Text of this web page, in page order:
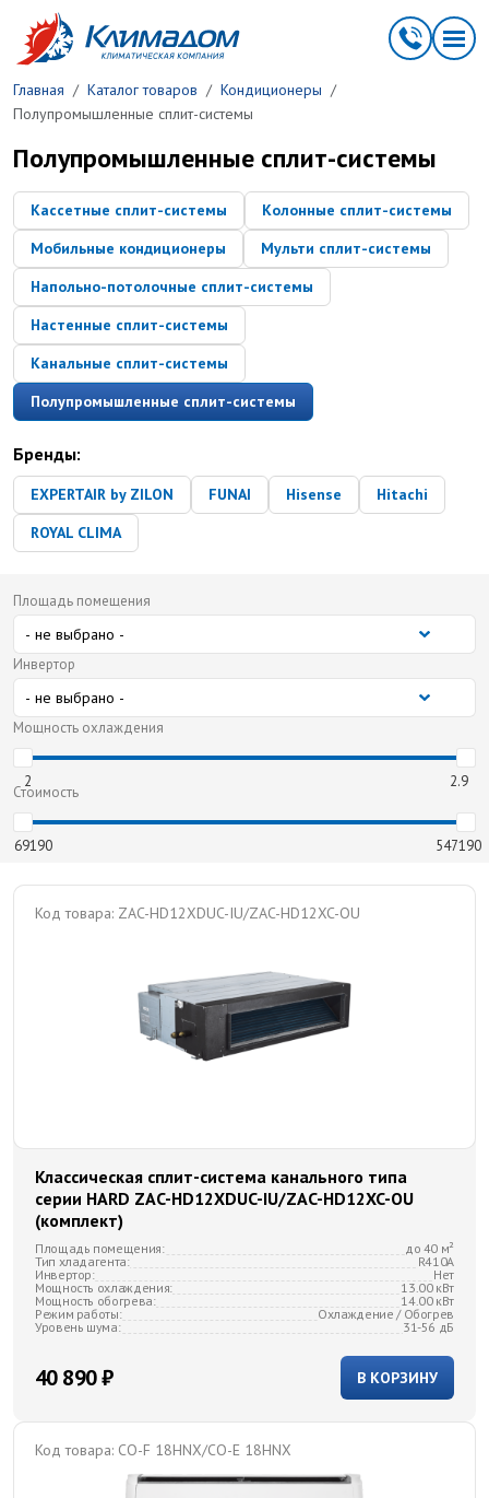
Перейти к основному содержанию
Главная Каталог товаров
Кондиционеры
Полупромышленные сплит-системы
Полупромышленные сплит-системы
Кассетные сплит-системы
Колонные сплит-системы
Мобильные кондиционеры
Мульти сплит-системы
Напольно-потолочные сплит-системы
Настенные сплит-системы
Канальные сплит-системы
Полупромышленные сплит-системы
Бренды:
EXPERTAIR by ZILON FUNAI Hisense
Hitachi
ROYAL CLIMA
Площадь помещения
Инвертор
Мощность охлаждения
2 2.9
Стоимость
69190 547190
Код товара: ZAC-HD12XDUC-IU/ZAC-HD12XC-OU
Классическая сплит-система канального типа
серии HARD ZAC-HD12XDUC-IU/ZAC-HD12XC-OU
(комплект)
Площадь помещения:
до 40 м²
Тип хладагента:
R410A
Инвертор:
Нет
Мощность охлаждения:
13.00 кВт
Мощность обогрева:
14.00 кВт
Режим работы:
Охлаждение / Обогрев
Уровень шума:
31-56 дБ
В КОРЗИНУ
40 890 ₽
Код товара: CO-F 18HNX/CO-E 18HNX